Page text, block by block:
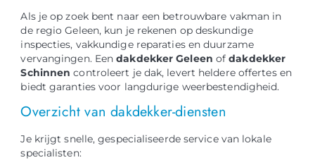
Als je op zoek bent naar een betrouwbare vakman in
de regio Geleen, kun je rekenen op deskundige
inspecties, vakkundige reparaties en duurzame
vervangingen. Eendakdekker Geleen ofdakdekker
Schinnen controleert je dak, levert heldere offertes en
biedt garanties voor langdurige weerbestendigheid.
Overzicht van dakdekker-diensten
Je krijgt snelle, gespecialiseerde service van lokale
specialisten: